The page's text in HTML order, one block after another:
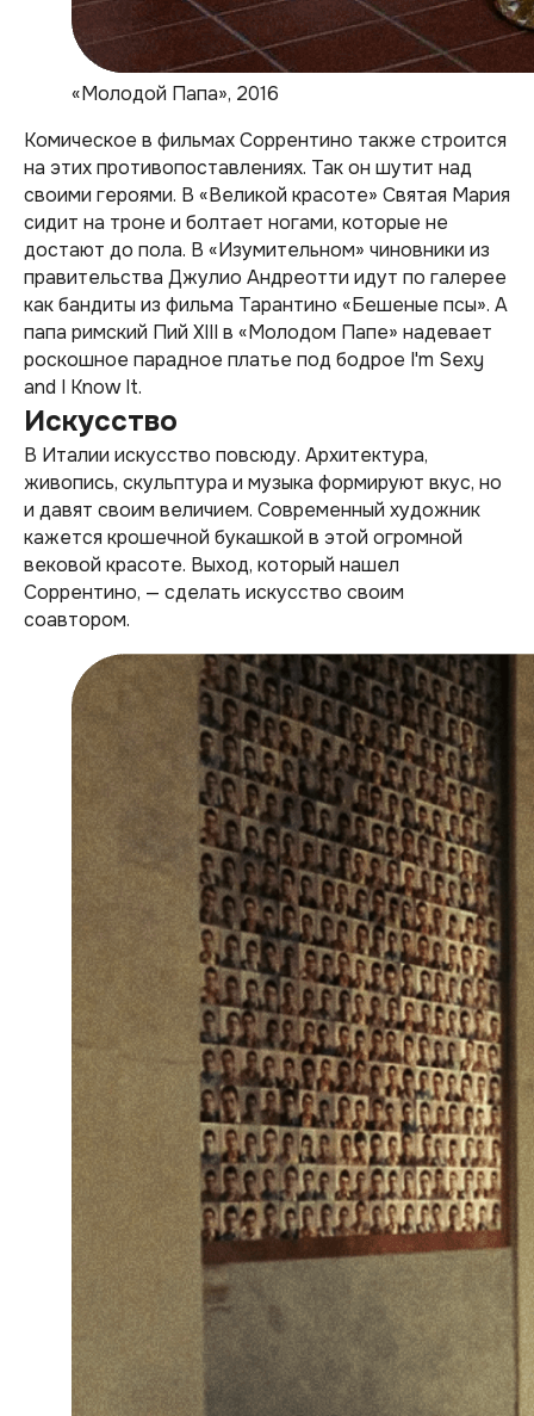
«Молодой Папа», 2016
Комическое в фильмах Соррентино также строится
на этих противопоставлениях. Так он шутит над
своими героями. В «Великой красоте» Святая Мария
сидит на троне и болтает ногами, которые не
достают до пола. В «Изумительном» чиновники из
правительства Джулио Андреотти идут по галерее
как бандиты из фильма Тарантино «Бешеные псы». А
папа римский Пий XIII в «Молодом Папе» надевает
роскошное парадное платье под бодрое I'm Sexy
and I Know It.
Искусство
В Италии искусство повсюду. Архитектура,
живопись, скульптура и музыка формируют вкус, но
и давят своим величием. Современный художник
кажется крошечной букашкой в этой огромной
вековой красоте. Выход, который нашел
Соррентино, — сделать искусство своим
соавтором.